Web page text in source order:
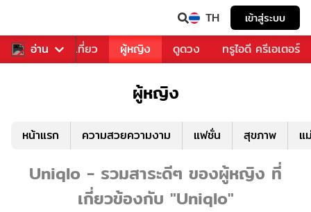
TH เข้าสู่ระบบ
อ่าน
อาหาร ท่องเที่ยว ผู้หญิง ดูดวง ทรูไอดี ครีเอเตอร์
ผู้หญิง
หน้าแรก ความสวยความงาม แฟชั่น สุขภาพ แ
Uniqlo - รวมสาระดีๆ ของผู้หญิง ที่
เกี่ยวข้องกับ "Uniqlo"